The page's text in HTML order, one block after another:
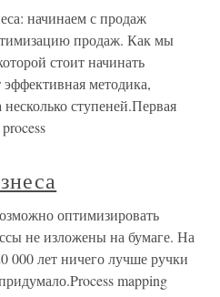
начинаем с продаж
продаж. Как мы
стоит начинать
методика,
ступеней.Первая
оптимизировать
не изложены на бумаге. На
000 лет ничего лучше ручки
mapping